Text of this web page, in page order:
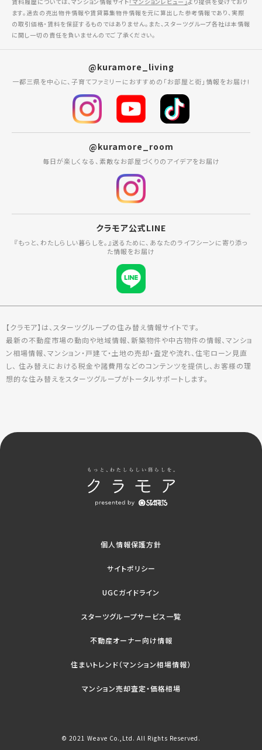
ます。過去の売出物件情報や賃貸募集物件情報を元に算出した参考情報であり、実際
の取引価格・賃料を保証するものではありません。また、スターツグループ各社は本情報
に関し一切の責任を負いませんのでご了承ください。
@kuramore_living
一都三県を中心に、子育てファミリーにおすすめの「お部屋と街」情報をお届け!
@kuramore_room
毎日が楽しくなる、素敵なお部屋づくりのアイデアをお届け
クラモア公式LINE
『もっと、わたしらしい暮らしを。』送るために、あなたのライフシーンに寄り添っ
た情報をお届け
【クラモア】は、スターツグループの住み替え情報サイトです。
最新の不動産市場の動向や地域情報、新築物件や中古物件の情報、マンショ
ン相場情報、マンション・戸建て・土地の売却・査定や流れ、住宅ローン見直
し、 住み替えにおける税金や諸費用などのコンテンツを提供し、お客様の理
想的な住み替えをスターツグループがトータルサポートします。
個人情報保護方針
サイトポリシー
UGCガイドライン
スターツグループサービス一覧
不動産オーナー向け情報
住まいトレンド（マンション相場情報）
マンション売却査定・価格相場
© 2021 Weave Co.,Ltd. All Rights Reserved.